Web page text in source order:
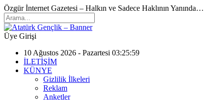
Özgür İnternet Gazetesi – Halkın ve Sadece Haklının Yanında…
Üye Girişi
10 Ağustos 2026 - Pazartesi 03:25:59
İLETİŞİM
KÜNYE
Gizlilik İlkeleri
Reklam
Anketler